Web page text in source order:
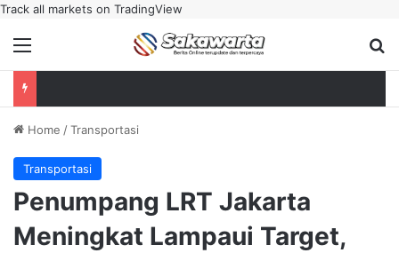
Track all markets on TradingView
Menu
Home /Transportasi
Transportasi
Penumpang LRT Jakarta
Meningkat Lampaui Target,